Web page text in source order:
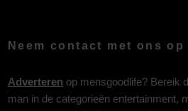
Neem contact met ons op
Adverteren op mensgoodlife? Bereik
man in de categorieën entertainment,